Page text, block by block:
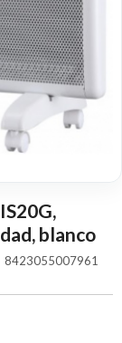
blanco
8423055007961